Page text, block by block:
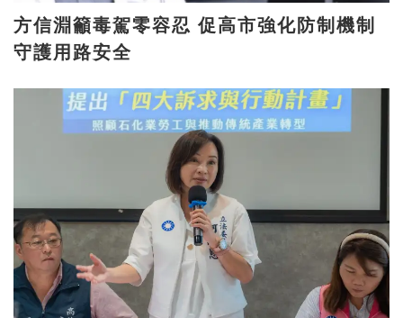
方信淵籲毒駕零容忍 促高市強化防制機制
守護用路安全